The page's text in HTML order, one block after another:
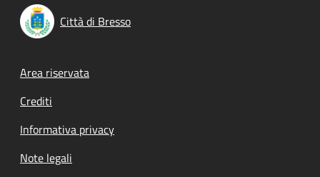
Città di Bresso
Footer menu
Area riservata
Crediti
Informativa privacy
Note legali